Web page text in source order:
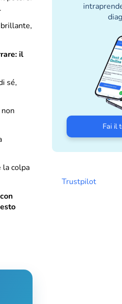
il
sé,
la colpa
Fai il
Trustpilot